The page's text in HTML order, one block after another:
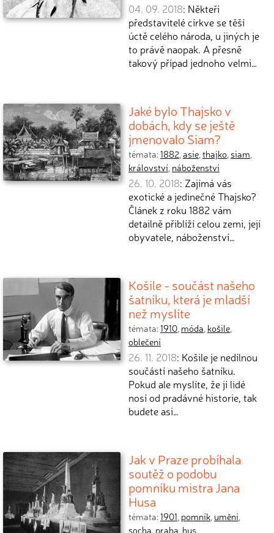
04. 09. 2018: Někteří
představitelé církve se těší
úctě celého národa, u jiných je
to právě naopak. A přesně
takový případ jednoho velmi…
Jaké bylo Thajsko v
dobách, kdy se ještě
jmenovalo Siam?
témata:1882,asie,thajko, siam,
království, náboženství
26. 10. 2018: Zajímá vás
exotické a jedinečné Thajsko?
Článek z roku 1882 vám
detailně přiblíží celou zemi, její
obyvatele, náboženství…
Košile - součást našeho
šatníku, která je mladší
než myslíte
témata:1910, móda, košile,
oblečení
26. 11. 2018: Košile je nedílnou
součástí našeho šatníku.
Pokud ale myslíte, že jí lidé
nosí od pradávné historie, tak
budete asi…
Jak v Praze probíhala
soutěž o podobu
pomníku mistra Jana
Husa
témata:1901, pomník, umění,
socha, praha, hus